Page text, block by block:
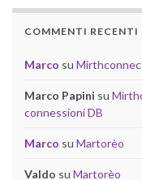
COMMENTI RECENTI
Marco su
Marco Papini su
connessioni DB
Marco su Martorèo
Valdo su Martorèo